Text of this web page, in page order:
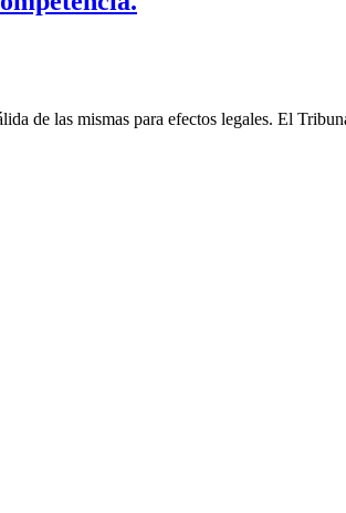
de las mismas para efectos legales. El